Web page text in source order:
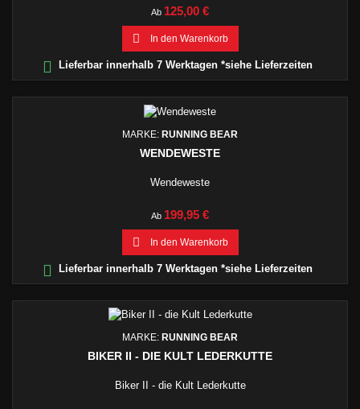
Ab Preis
125,00 €
 In den Warenkorb
 Lieferbar innerhalb 7 Werktagen *siehe Lieferzeiten
MARKE: RUNNING BEAR
WENDEWESTE
Wendeweste
Ab Preis
199,95 €
 In den Warenkorb
 Lieferbar innerhalb 7 Werktagen *siehe Lieferzeiten
MARKE: RUNNING BEAR
BIKER II - DIE KULT LEDERKUTTE
Biker II - die Kult Lederkutte